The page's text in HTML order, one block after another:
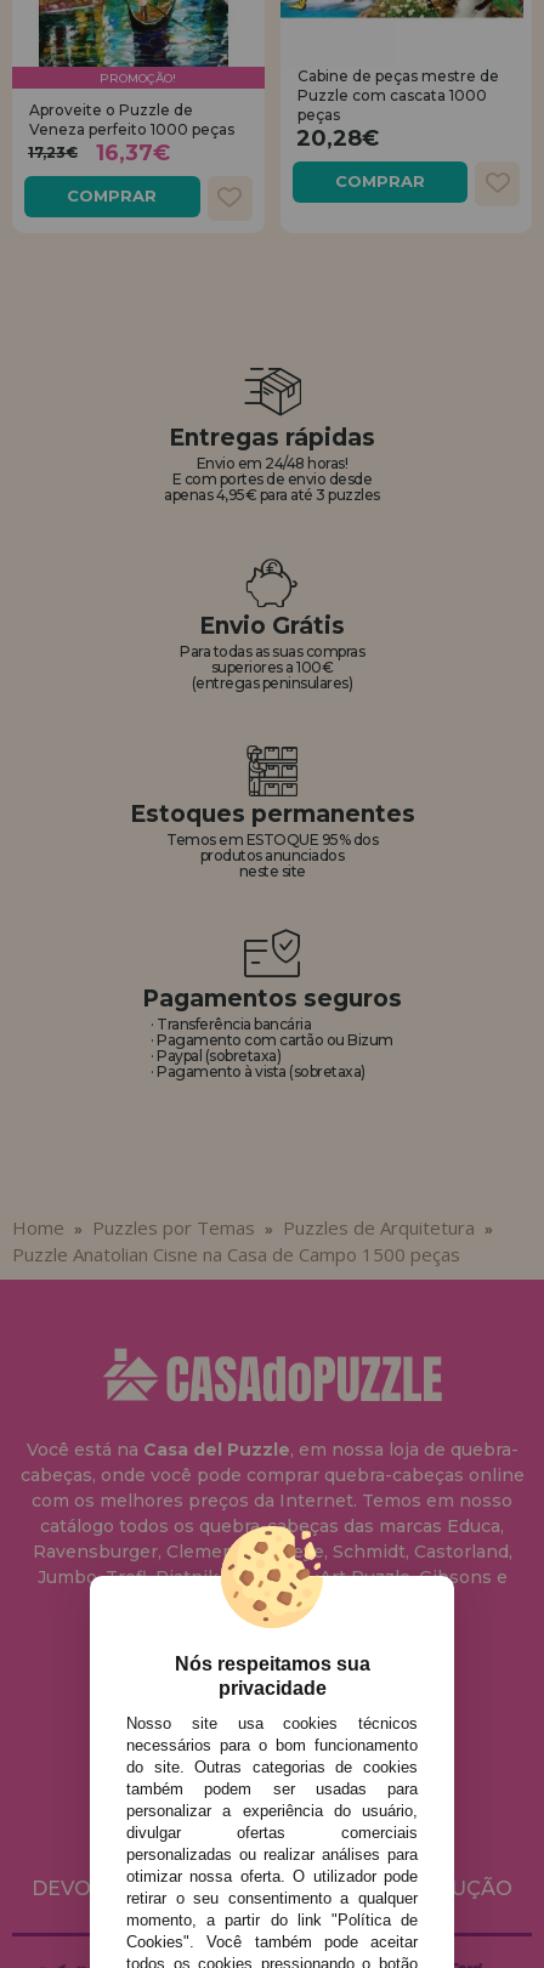
PROMOÇÃO!
Aproveite o Puzzle de
Veneza perfeito 1000 peças
17,23€
16,37€
COMPRAR
Cabine de peças mestre de
Puzzle com cascata 1000
peças
20,28€
COMPRAR
Entregas rápidas
Envio em 24/48 horas!
E com portes de envio desde
apenas 4,95€ para até 3 puzzles
Envio Grátis
Para todas as suas compras
superiores a 100€
(entregas peninsulares)
Estoques permanentes
Temos em ESTOQUE 95% dos
produtos anunciados
neste site
Pagamentos seguros
· Transferência bancária
· Pagamento com cartão ou Bizum
· Paypal (sobretaxa)
· Pagamento à vista (sobretaxa)
Home » Puzzles por Temas » Puzzles de Arquitetura »
Puzzle Anatolian Cisne na Casa de Campo 1500 peças
Você está na Casa del Puzzle, em nossa loja de quebra-
cabeças, onde você pode comprar quebra-cabeças online
com os melhores preços da Internet. Temos em nosso
catálogo todos os quebra-cabeças das marcas Educa,
Ravensburger, Clementoni, Heye, Schmidt, Castorland,
Jumbo, Trefl, Piatnik, Anatolian, Art Puzzle, Gibsons e
muito mais.
info@casadopuzzle.pt
AVISO LEGAL
POLÍTICA DE PRIVACIDADE
POLÍTICA DE COOKIES
ENVIO E DEVOLUÇÕES
DEVOLUÇÕES / DIREITO DE LIVRE RESOLUÇÃO
Nós respeitamos sua
privacidade
Nosso site usa cookies técnicos
necessários para o bom funcionamento
do site. Outras categorias de cookies
também podem ser usadas para
personalizar a experiência do usuário,
divulgar ofertas comerciais
personalizadas ou realizar análises para
otimizar nossa oferta. O utilizador pode
retirar o seu consentimento a qualquer
momento, a partir do link "Política de
Cookies". Você também pode aceitar
todos os cookies pressionando o botão